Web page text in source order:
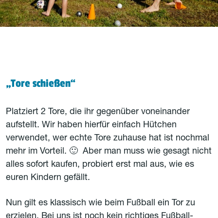
„Tore schießen“
Platziert 2 Tore, die ihr gegenüber voneinander
aufstellt. Wir haben hierfür einfach Hütchen
verwendet, wer echte Tore zuhause hat ist nochmal
mehr im Vorteil. 🙂 Aber man muss wie gesagt nicht
alles sofort kaufen, probiert erst mal aus, wie es
euren Kindern gefällt.
Nun gilt es klassisch wie beim Fußball ein Tor zu